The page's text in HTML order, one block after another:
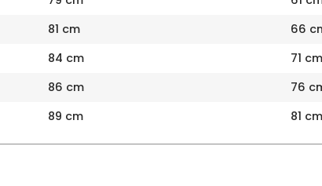
81 cm 66
84 cm 71 cm
86 cm 76
89 cm 81 cm